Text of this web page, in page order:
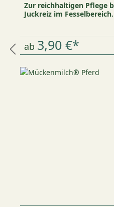
Zur reichhaltigen Pflege
Juckreiz im Fesselbereich.
ab 3,90 €*